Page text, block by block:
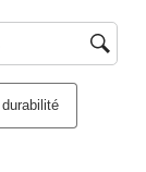
soumission.
durabilité